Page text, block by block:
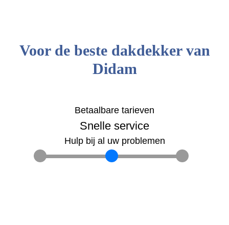
Voor de beste dakdekker van
Didam
Betaalbare tarieven
Snelle service
Hulp bij al uw problemen